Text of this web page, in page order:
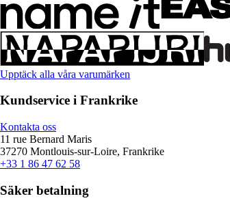
Upptäck alla våra varumärken
Kundservice i Frankrike
Kontakta oss
11 rue Bernard Maris
37270 Montlouis-sur-Loire, Frankrike
+33 1 86 47 62 58
Säker betalning